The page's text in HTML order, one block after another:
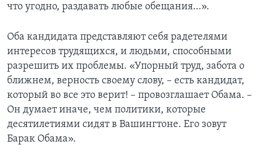
что угодно, раздавать любые обещания…».
Оба кандидата представляют себя радетелями
интересов трудящихся, и людьми, способными
разрешить их проблемы. «Упорный труд, забота о
ближнем, верность своему слову, – есть кандидат,
который во все это верит! – провозглашает Обама. –
Он думает иначе, чем политики, которые
десятилетиями сидят в Вашингтоне. Его зовут
Барак Обама».